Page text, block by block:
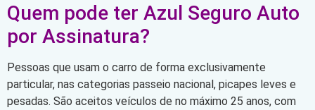
Quem pode ter Azul Seguro Auto
por Assinatura?
Pessoas que usam o carro de forma exclusivamente
particular, nas categorias passeio nacional, picapes leves e
pesadas. São aceitos veículos de no máximo 25 anos, com